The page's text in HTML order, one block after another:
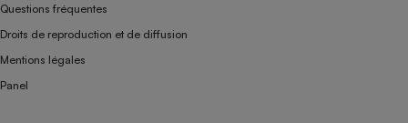
Questions fréquentes
Droits de reproduction et de diffusion
Mentions légales
Panel